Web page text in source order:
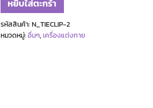
CMU
ชิ้น
หยิบใส่ตะกร้า
รหัสสินค้า:N_TIECLIP-2
หมวดหมู่:อื่นๆ,เครื่องแต่งกาย